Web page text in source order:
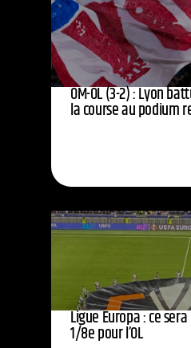
OM-OL (3-2) : Lyon
la course au podium
Ligue Europa : ce
1/8e pour l’OL